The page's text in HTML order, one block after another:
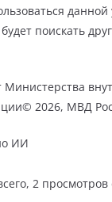
данной
поискать
2026, МВД
ИИ
2 просмотров